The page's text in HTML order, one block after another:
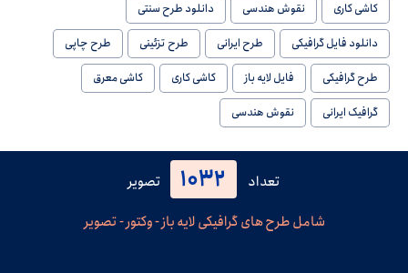
کاشی کاری نقوش هندسی
دانلود طرح سنتی
دانلود فایل گرافیکی
طرح ایرانی طرح تزئینی
طرح چاپی
طرح گرافیکی
فایل لایه باز کاشی کاری
کاشی معرق
گرافیک ایرانی
نقوش هندسی
تعداد 1032
تصویر
شامل طرح های گرافیکی لایه باز - وکتور - تصویر